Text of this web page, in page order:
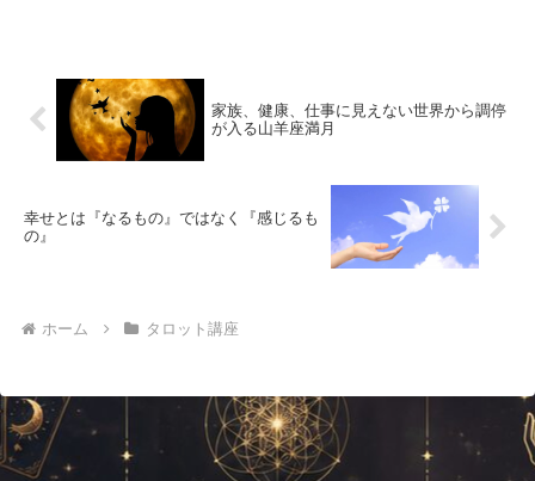
家族、健康、仕事に見えない世界から調停
が入る山羊座満月
幸せとは『なるもの』ではなく『感じるも
の』
ホーム タロット講座